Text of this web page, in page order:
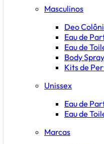
Masculinos
Deo
Eau de
Eau de
Body Spray
Kits de
Unissex
Eau de
Eau de
Marcas